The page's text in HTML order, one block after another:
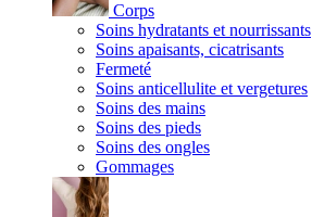
Corps
Soins hydratants et nourrissants
Soins apaisants, cicatrisants
Fermeté
Soins anticellulite et vergetures
Soins des mains
Soins des pieds
Soins des ongles
Gommages